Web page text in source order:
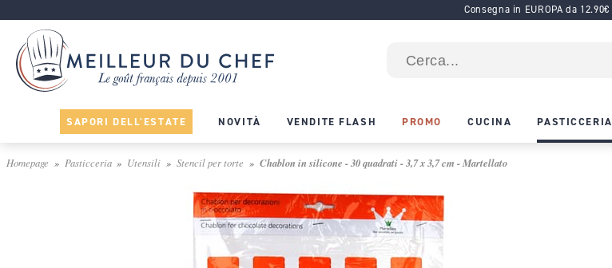
Consegna in EUROPA da 12.90€
SAPORI DELL'ESTATE NOVITÀ VENDITE FLASH PROMO CUCINA PASTICCERIA
Homepage Pasticceria Utensili Stencil per torte Chablon in silicone - 30 quadrati - 3,7 x 3,7 cm - Martellato